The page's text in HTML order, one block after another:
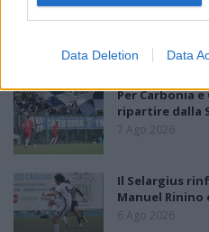
Data Deletion Data
L'Ilva si
Carlucci,
Per Carbonia
ripartire dalla
7 Ago 2026
Il Selargius
Manuel Rinino
6 Ago 2026